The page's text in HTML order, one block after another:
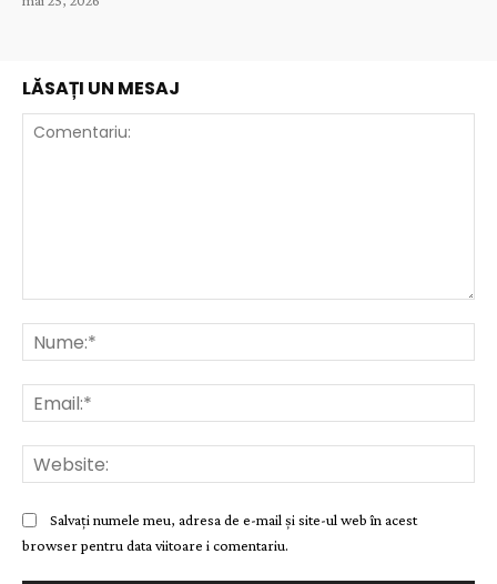
LĂSAȚI UN MESAJ
Salvați numele meu, adresa de e-mail și site-ul web în acest
browser pentru data viitoare i comentariu.